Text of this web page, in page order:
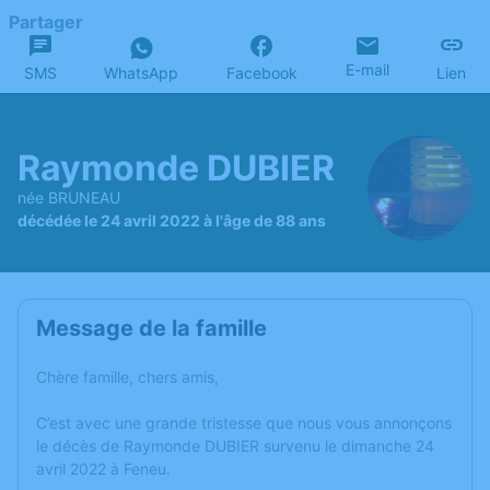
Partager
SMS WhatsApp Facebook E-mail Lien
Raymonde DUBIER
née BRUNEAU
décédée le 24 avril 2022 à l'âge de 88 ans
Message de la famille
Chère famille, chers amis,
C’est avec une grande tristesse que nous vous annonçons
le décès de Raymonde DUBIER survenu le dimanche 24
avril 2022 à Feneu.